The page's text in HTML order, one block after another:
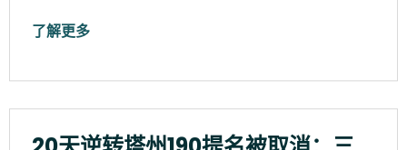
了解更多